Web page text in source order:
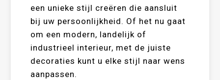
een unieke stijl creëren die aansluit
bij uw persoonlijkheid. Of het nu gaat
om een modern, landelijk of
industrieel interieur, met de juiste
decoraties kunt u elke stijl naar wens
aanpassen.